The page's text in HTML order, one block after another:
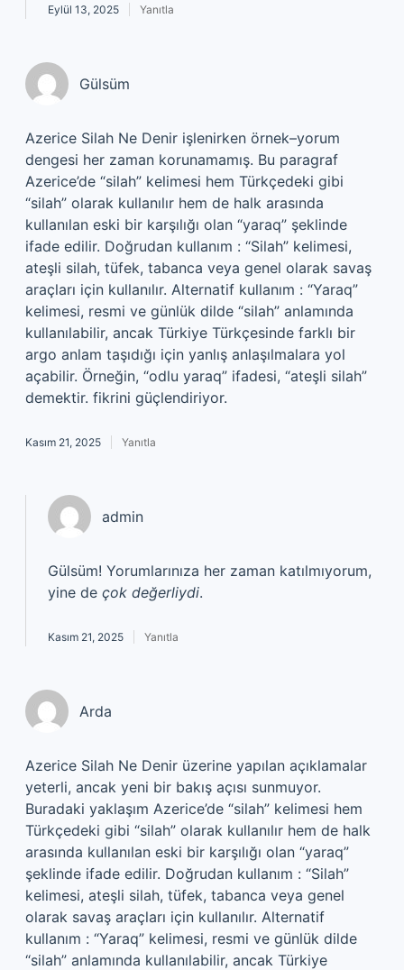
Eylül 13, 2025 Yanıtla
Gülsüm
Azerice Silah Ne Denir işlenirken örnek–yorum
dengesi her zaman korunamamış. Bu paragraf
Azerice’de “silah” kelimesi hem Türkçedeki gibi
“silah” olarak kullanılır hem de halk arasında
kullanılan eski bir karşılığı olan “yaraq” şeklinde
ifade edilir. Doğrudan kullanım : “Silah” kelimesi,
ateşli silah, tüfek, tabanca veya genel olarak savaş
araçları için kullanılır. Alternatif kullanım : “Yaraq”
kelimesi, resmi ve günlük dilde “silah” anlamında
kullanılabilir, ancak Türkiye Türkçesinde farklı bir
argo anlam taşıdığı için yanlış anlaşılmalara yol
açabilir. Örneğin, “odlu yaraq” ifadesi, “ateşli silah”
demektir. fikrini güçlendiriyor.
Kasım 21, 2025 Yanıtla
admin
Gülsüm! Yorumlarınıza her zaman katılmıyorum,
yine de çok değerliydi.
Kasım 21, 2025 Yanıtla
Arda
Azerice Silah Ne Denir üzerine yapılan açıklamalar
yeterli, ancak yeni bir bakış açısı sunmuyor.
Buradaki yaklaşım Azerice’de “silah” kelimesi hem
Türkçedeki gibi “silah” olarak kullanılır hem de halk
arasında kullanılan eski bir karşılığı olan “yaraq”
şeklinde ifade edilir. Doğrudan kullanım : “Silah”
kelimesi, ateşli silah, tüfek, tabanca veya genel
olarak savaş araçları için kullanılır. Alternatif
kullanım : “Yaraq” kelimesi, resmi ve günlük dilde
“silah” anlamında kullanılabilir, ancak Türkiye